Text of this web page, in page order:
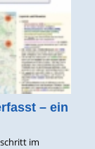
– ein
im